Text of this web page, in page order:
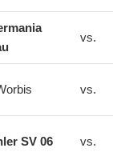
vs.
vs.
SV 06 vs.